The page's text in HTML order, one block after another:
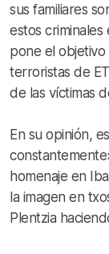
sus familiares
estos
pone el objetivo
terroristas de
de las víctimas
En su opinión,
homenaje en
la imagen en
Plentzia